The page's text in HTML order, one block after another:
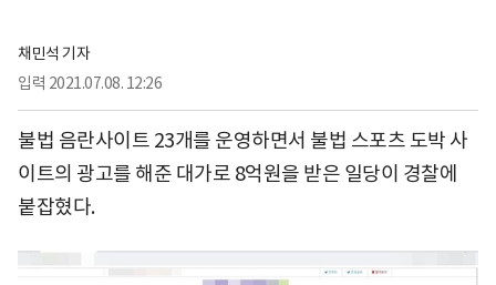
채민석 기자
입력 2021.07.08. 12:26
불법 음란사이트 23개를 운영하면서 불법 스포츠 도박 사
이트의 광고를 해준 대가로 8억원을 받은 일당이 경찰에
붙잡혔다.